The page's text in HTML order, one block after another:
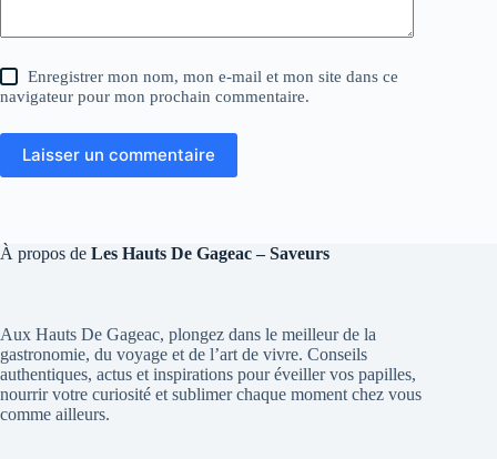
Enregistrer mon nom, mon e-mail et mon site dans ce
navigateur pour mon prochain commentaire.
Laisser un commentaire
À propos de Les Hauts De Gageac – Saveurs
Aux Hauts De Gageac, plongez dans le meilleur de la
gastronomie, du voyage et de l’art de vivre. Conseils
authentiques, actus et inspirations pour éveiller vos papilles,
nourrir votre curiosité et sublimer chaque moment chez vous
comme ailleurs.